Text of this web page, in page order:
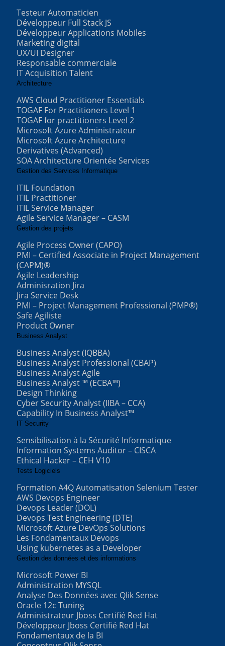
Testeur Automaticien
Développeur Full Stack JS
Développeur Applications Mobiles
Marketing digital
UX/UI Designer
Responsable commerciale
IT Acquisition Talent
Architecture
AWS Cloud Practitioner Essentials
TOGAF For Practitioners Level 1
TOGAF for practitioners Level 2
Microsoft Azure Administrateur
Microsoft Azure Architecture
Derivatives (Advanced)
SOA Architecture Orientée Services
Gestion des Services Informatique
ITIL Foundation
ITIL Practitioner
ITIL Service Manager
Agile Service Manager – CASM
Gestion des projets
Agile Process Owner (CAPO)
PMI – Certified Associate in Project Management
(CAPM)®
Agile Leadership
Adminisration Jira
Jira Service Desk
PMI – Project Management Professional (PMP®)
Safe Agiliste
Product Owner
Business Analyst
Business Analyst (IQBBA)
Business Analyst Professional (CBAP)
Business Analyst Agile
Business Analyst ™ (ECBA™)
Design Thinking
Cyber Security Analyst (IIBA – CCA)
Capability In Business Analyst™
IT Security
Sensibilisation à la Sécurité Informatique
Information Systems Auditor – CISCA
Ethical Hacker – CEH V10
Tests Logiciels
Formation A4Q Automatisation Selenium Tester
AWS Devops Engineer
Devops Leader (DOL)
Devops Test Engineering (DTE)
Microsoft Azure DevOps Solutions
Les Fondamentaux Devops
Using kubernetes as a Developer
Gestion des données et des informations
Microsoft Power BI
Administration MYSQL
Analyse Des Données avec Qlik Sense
Oracle 12c Tuning
Administrateur Jboss Certifié Red Hat
Développeur Jboss Certifié Red Hat
Fondamentaux de la BI